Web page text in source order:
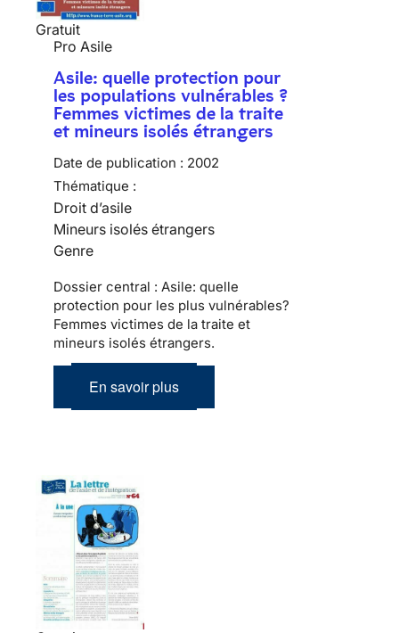
Gratuit
Pro Asile
Asile: quelle protection pour
les populations vulnérables ?
Femmes victimes de la traite
et mineurs isolés étrangers
Date de publication : 2002
Thématique :
Droit d’asile
Mineurs isolés étrangers
Genre
Dossier central : Asile: quelle
protection pour les plus vulnérables?
Femmes victimes de la traite et
mineurs isolés étrangers.
En savoir plus